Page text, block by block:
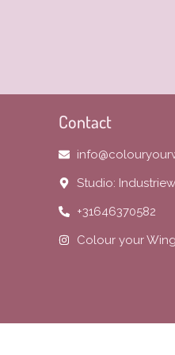
Contact
Studio:
+31646370582
Colour your